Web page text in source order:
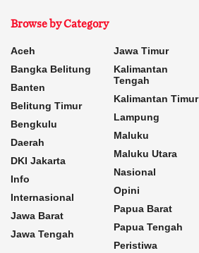
Browse by Category
Aceh
Bangka Belitung
Banten
Belitung Timur
Bengkulu
Daerah
DKI Jakarta
Info
Internasional
Jawa Barat
Jawa Tengah
Jawa Timur
Kalimantan
Tengah
Kalimantan Timur
Lampung
Maluku
Maluku Utara
Nasional
Opini
Papua Barat
Papua Tengah
Peristiwa